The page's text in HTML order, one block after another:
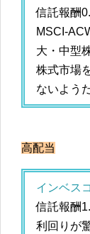
信託報酬
MSCI-
大・中型
株式市場
ないよう
高配当
インベス
信託報酬
利回りが